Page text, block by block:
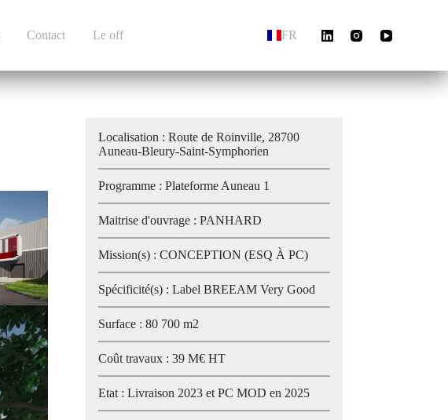
Contact Le off FR
Localisation : Route de Roinville, 28700
Auneau-Bleury-Saint-Symphorien
Programme : Plateforme Auneau 1
Maitrise d'ouvrage : PANHARD
Mission(s) : CONCEPTION (ESQ À PC)
Spécificité(s) : Label BREEAM Very Good
Surface : 80 700 m2
Coût travaux : 39 M€ HT
Etat : Livraison 2023 et PC MOD en 2025